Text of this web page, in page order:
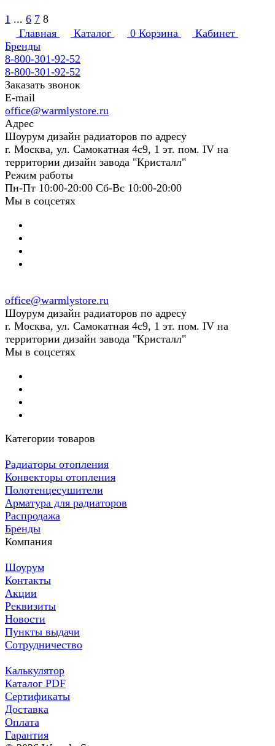
1 ... 6 7 8
Главная
Каталог 0 Корзина
Кабинет
Бренды
8-800-301-92-52
8-800-301-92-52
Заказать звонок
E-mail
office@warmlystore.ru
Адрес
Шоурум дизайн радиаторов по адресу
г. Москва, ул. Самокатная 4с9, 1 эт. пом. IV на
территории дизайн завода "Кристалл"
Режим работы
Пн-Пт 10:00-20:00 Сб-Вс 10:00-20:00
Мы в соцсетях
office@warmlystore.ru
Шоурум дизайн радиаторов по адресу
г. Москва, ул. Самокатная 4с9, 1 эт. пом. IV на
территории дизайн завода "Кристалл"
Мы в соцсетях
Категории товаров
Радиаторы отопления
Конвекторы отопления
Полотенцесушители
Арматура для радиаторов
Распродажа
Бренды
Компания
Шоурум
Контакты
Акции
Реквизиты
Новости
Пункты выдачи
Сотрудничество
Калькулятор
Каталог PDF
Сертификаты
Доставка
Оплата
Гарантия